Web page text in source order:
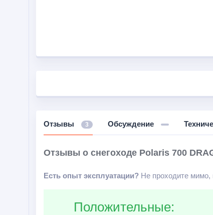
Отзывы 3 Обсуждение
Отзывы о снегоходе Polaris 700
Есть опыт эксплуатации? Не проходите мимо,
Положительные: